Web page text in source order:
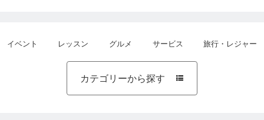
イベント レッスン グルメ サービス 旅行・レジャー
カテゴリーから探す 